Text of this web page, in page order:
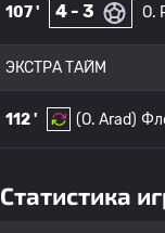
107 ' 4 - 3 O.
ЭКСТРА ТАЙМ
112 ' (O. Arad)
Статистика